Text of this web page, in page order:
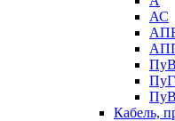
АС
Кабель,